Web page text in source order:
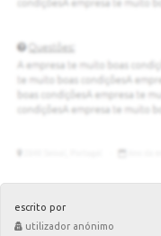
escrito por
utilizador anónimo